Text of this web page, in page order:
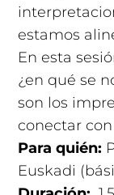
estamos
En esta
¿en qué se
son los
conectar
Para quién:
Euskadi